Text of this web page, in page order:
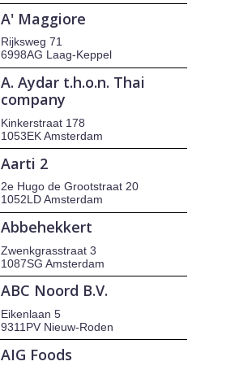
A' Maggiore
Rijksweg 71
6998AG Laag-Keppel
A. Aydar t.h.o.n. Thai
company
Kinkerstraat 178
1053EK Amsterdam
Aarti 2
2e Hugo de Grootstraat 20
1052LD Amsterdam
Abbehekkert
Zwenkgrasstraat 3
1087SG Amsterdam
ABC Noord B.V.
Eikenlaan 5
9311PV Nieuw-Roden
AIG Foods